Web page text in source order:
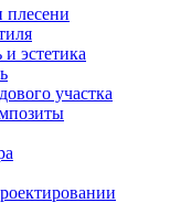
плесени
эстетика
участка